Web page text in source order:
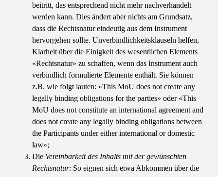
beitritt, das entsprechend nicht mehr nachverhandelt
werden kann. Dies ändert aber nichts am Grundsatz,
dass die Rechtsnatur eindeutig aus dem Instrument
hervorgehen sollte. Unverbindlichkeitsklauseln helfen,
Klarheit über die Einigkeit des wesentlichen Elements
«Rechtsnatur» zu schaffen, wenn das Instrument auch
verbindlich formulierte Elemente enthält. Sie können
z.B. wie folgt lauten: «This MoU does not create any
legally binding obligations for the parties» oder «This
MoU does not constitute an international agreement and
does not create any legally binding obligations between
the Participants under either international or domestic
law»;
Die Vereinbarkeit des Inhalts mit der gewünschten
Rechtsnatur: So eignen sich etwa Abkommen über die